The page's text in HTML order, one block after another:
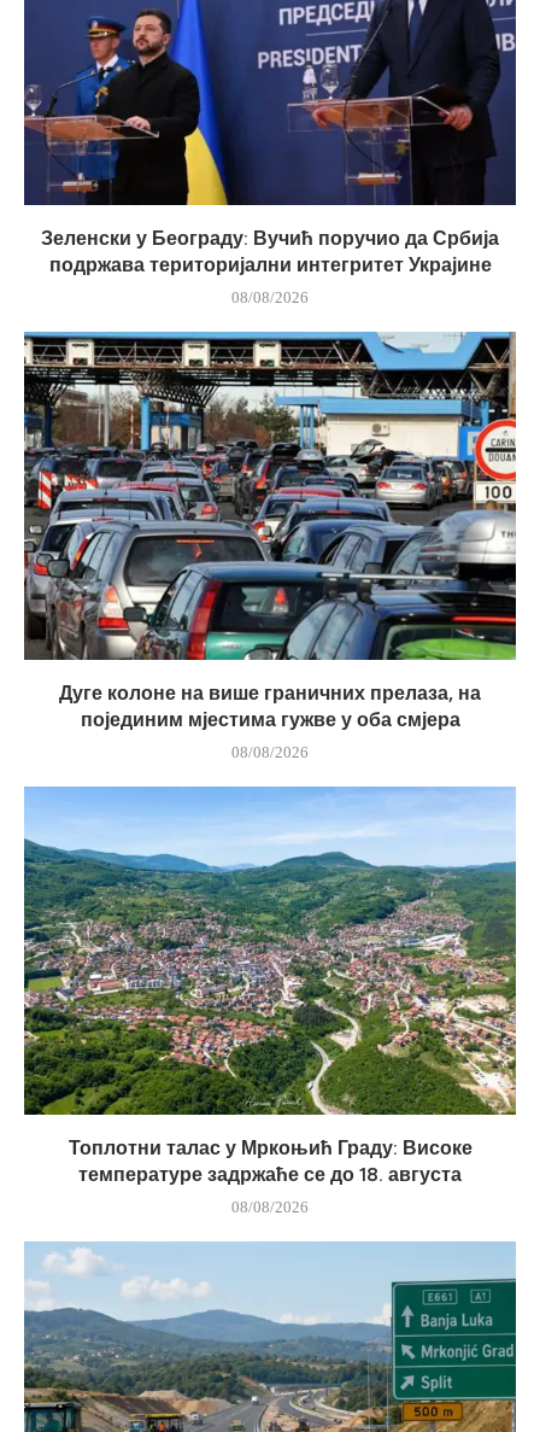
Зеленски у Београду: Вучић поручио да Србија
подржава територијални интегритет Украјине
08/08/2026
Дуге колоне на више граничних прелаза, на
појединим мјестима гужве у оба смјера
08/08/2026
Топлотни талас у Мркоњић Граду: Високе
температуре задржаће се до 18. августа
08/08/2026